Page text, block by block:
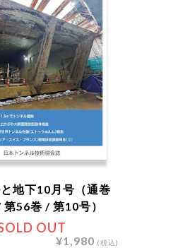
OUT
と地下10月号（通巻
56巻 / 第10号）
¥1,980 (税込)